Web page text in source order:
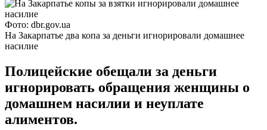
Фото: dbr.gov.ua
На Закарпатье два копа за деньги игнорировали домашнее
насилие
Полицейские обещали за деньги
игнорировать обращения женщины о
домашнем насилии и неуплате
алиментов.